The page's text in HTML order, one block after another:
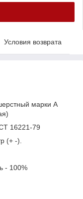
Условия возврата
марки А
16221-79
(+ -).
- 100%